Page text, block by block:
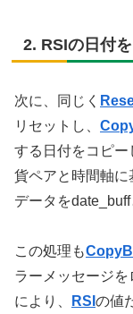
2. RSIの日付
次に、同じく
リセットし、
する日付をコピー
貨ペアと時間軸
データをdate_buff
この処理も
ラーメッセージ
により、
RSI の値